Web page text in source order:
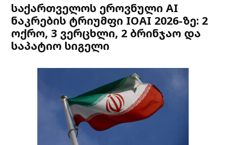
საქართველოს ეროვნული AI
ნაკრების ტრიუმფი IOAI 2026-ზე: 2
ოქრო, 3 ვერცხლი, 2 ბრინჯაო და
საპატიო სიგელი